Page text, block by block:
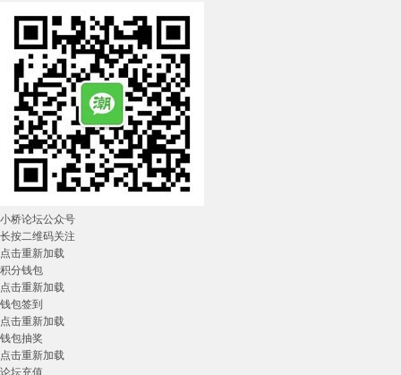
小桥论坛公众号
长按二维码关注
点击重新加载
积分钱包
点击重新加载
钱包签到
点击重新加载
钱包抽奖
点击重新加载
论坛充值